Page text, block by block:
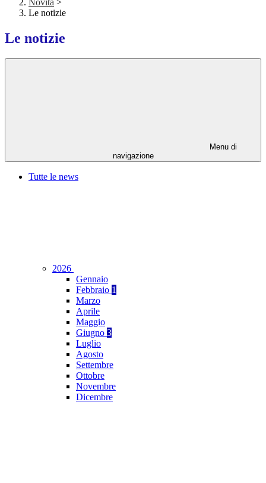
Novità >
Le notizie
Le notizie
Menu di
navigazione
Tutte le news
2026
Gennaio
Febbraio 1
Marzo
Aprile
Maggio
Giugno 3
Luglio
Agosto
Settembre
Ottobre
Novembre
Dicembre